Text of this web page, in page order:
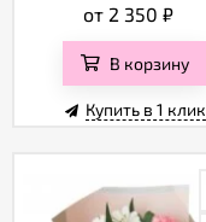
от 2 350 ₽
В корзину
Купить в 1 клик